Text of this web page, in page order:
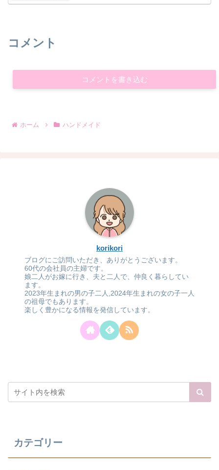
コメント
コメントを書き込む
ホーム ハンドメイド
korikori
ブログにご訪問いただき、ありがとうございます。
60代の会社員の主婦です。
娘二人がお嫁に行き、夫と二人で、仲良く暮らしてい
ます。
2023年生まれの男の子二人,2024年生まれの女の子一人
の祖母でもあります。
楽しく豊かになる情報を発信しています。
カテゴリー